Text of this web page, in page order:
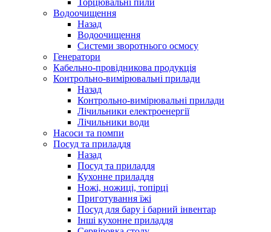
Торцювальні пили
Водоочищення
Назад
Водоочищення
Системи зворотнього осмосу
Генератори
Кабельно-провідникова продукція
Контрольно-вимірювальні прилади
Назад
Контрольно-вимірювальні прилади
Лічильники електроенергії
Лічильники води
Насоси та помпи
Посуд та приладдя
Назад
Посуд та приладдя
Кухонне приладдя
Ножі, ножиці, топірці
Приготування їжі
Посуд для бару і барний інвентар
Інші кухонне приладдя